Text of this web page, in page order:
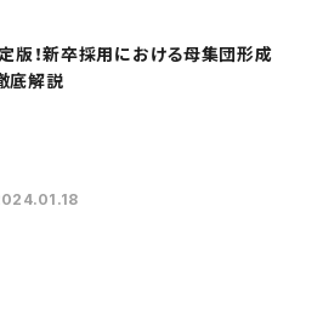
定版！新卒採用における母集団形成
底解説